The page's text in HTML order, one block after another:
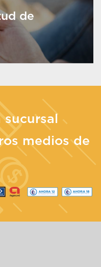
de
sucursal
medios de